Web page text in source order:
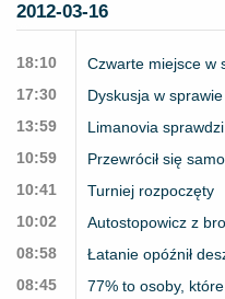
2012-03-16
18:10
Czwarte miejsce w
17:30
Dyskusja w
13:59
Limanovia
10:59
Przewrócił się
10:41
Turniej rozpoczęty
10:02
Autostopowicz z
08:58
Łatanie opóźnił
08:45
77% to osoby,